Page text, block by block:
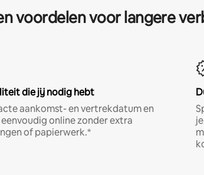
voordelen voor langere
die jij nodig hebt
aankomst- en vertrekdatum en
online zonder extra
of papierwerk.*